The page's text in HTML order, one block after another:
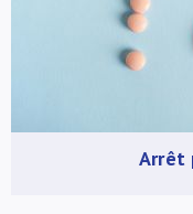
Arrêt